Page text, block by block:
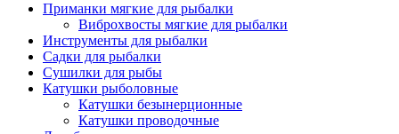
Приманки мягкие для рыбалки
Виброхвосты мягкие для рыбалки
Инструменты для рыбалки
Садки для рыбалки
Сушилки для рыбы
Катушки рыболовные
Катушки безынерционные
Катушки проводочные